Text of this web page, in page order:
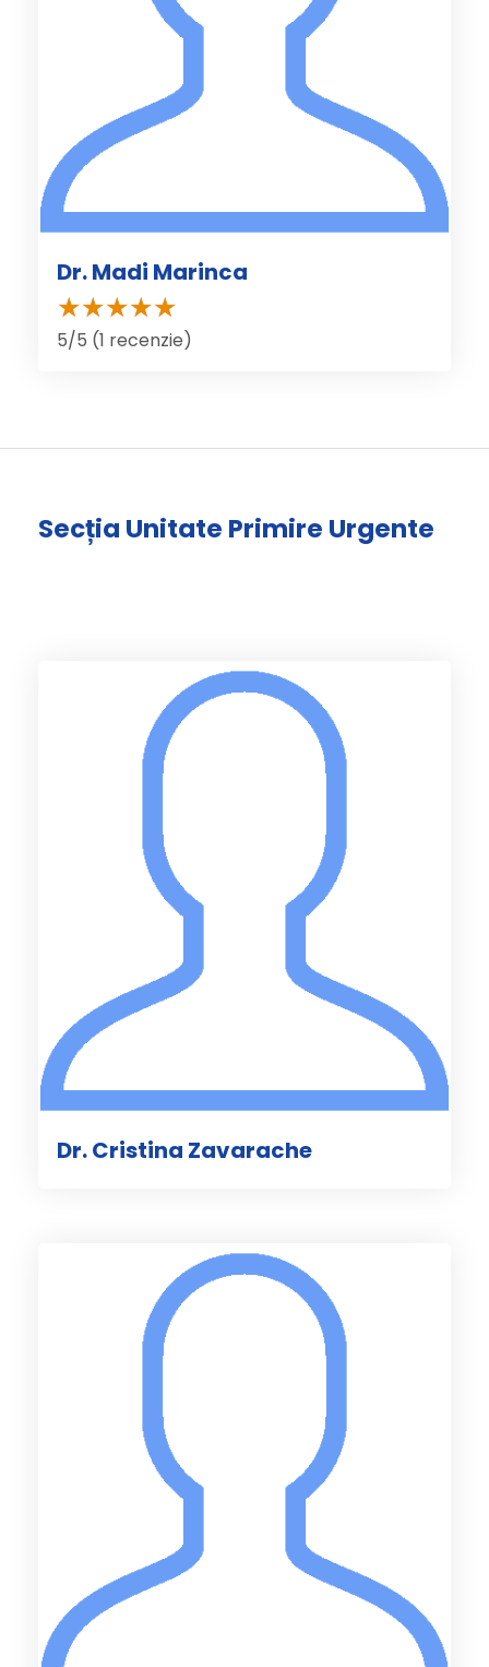
Dr. Madi Marinca
5/5 (1 recenzie)
Secția Unitate Primire Urgente
Dr. Cristina Zavarache